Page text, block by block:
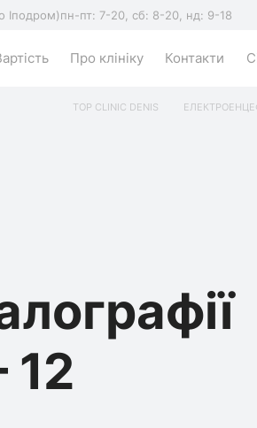
Іподром)пн-пт: 7-20, сб: 8-20, нд: 9-18
Про клініку Контакти
TOP CLINIC DENIS
12